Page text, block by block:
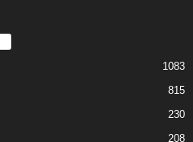
1083
815
230
208